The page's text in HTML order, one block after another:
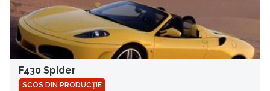
F430 Spider
SCOS DIN PRODUCȚIE